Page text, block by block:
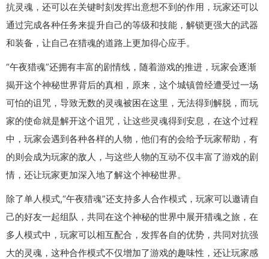
抗灵魂，还可以在关键时刻发挥出意想不到的作用，玩家还可以
通过完成各种任务来提升自己的等级和技能，解锁更强大的武器
和装备，让自己在猎魂的道路上更加得心应手。
“午夜猎魂”还拥有丰富的剧情线，随着游戏的推进，玩家会逐渐
揭开这个神秘世界背后的真相，原来，这个城镇曾经遭受过一场
可怕的诅咒，导致无数的灵魂被困在这里，无法得到解脱，而玩
家的使命就是解开这个诅咒，让这些灵魂得到安息，在这个过程
中，玩家会遇到各种各样的人物，他们有的会给予玩家帮助，有
的则会成为玩家的敌人，与这些人物的互动不仅丰富了游戏的剧
情，还让玩家更加深入地了解这个神秘世界。
除了单人模式,“午夜猎魂”还支持多人合作模式，玩家可以邀请自
己的好友一起组队，共同在这个神秘的世界中展开猎魂之旅，在
多人模式中，玩家可以相互配合，发挥各自的优势，共同对抗强
大的灵魂，这种合作模式不仅增加了游戏的趣味性，还让玩家感